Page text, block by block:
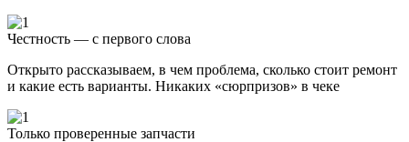
Честность — с первого слова
Открыто рассказываем, в чем проблема, сколько стоит ремонт
и какие есть варианты. Никаких «сюрпризов» в чеке
Только проверенные запчасти